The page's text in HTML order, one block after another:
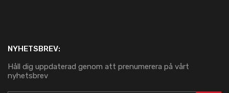
NYHETSBREV:
Håll dig uppdaterad genom att prenumerera på vårt
nyhetsbrev